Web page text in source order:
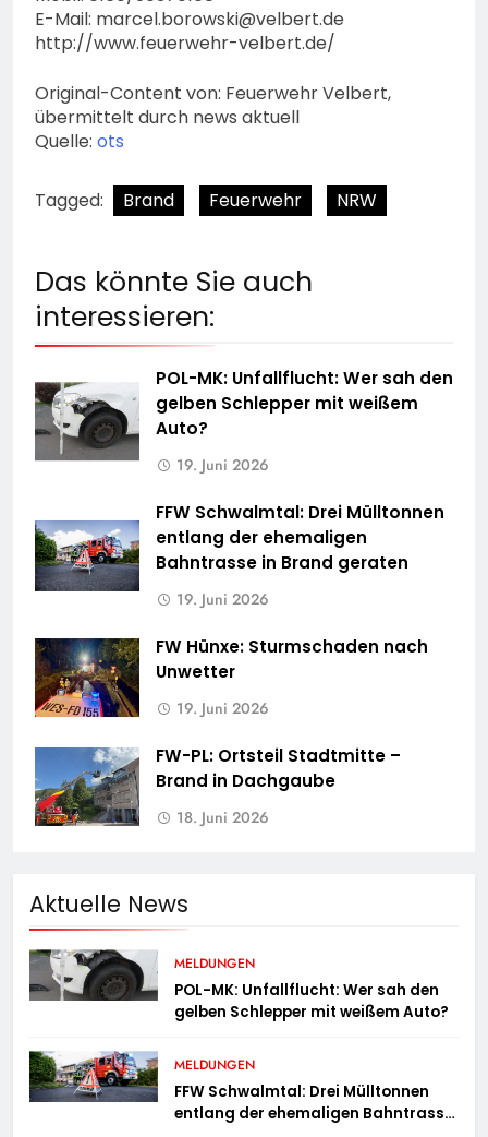
E-Mail: marcel.borowski@velbert.de
http://www.feuerwehr-velbert.de/
Original-Content von: Feuerwehr Velbert,
übermittelt durch news aktuell
Quelle: ots
Tagged: Brand Feuerwehr NRW
Das könnte Sie auch
interessieren:
POL-MK: Unfallflucht: Wer sah den
gelben Schlepper mit weißem
Auto?
19. Juni 2026
FFW Schwalmtal: Drei Mülltonnen
entlang der ehemaligen
Bahntrasse in Brand geraten
19. Juni 2026
FW Hünxe: Sturmschaden nach
Unwetter
19. Juni 2026
FW-PL: Ortsteil Stadtmitte –
Brand in Dachgaube
18. Juni 2026
Aktuelle News
MELDUNGEN
POL-MK: Unfallflucht: Wer sah den
gelben Schlepper mit weißem Auto?
MELDUNGEN
FFW Schwalmtal: Drei Mülltonnen
entlang der ehemaligen Bahntrasse